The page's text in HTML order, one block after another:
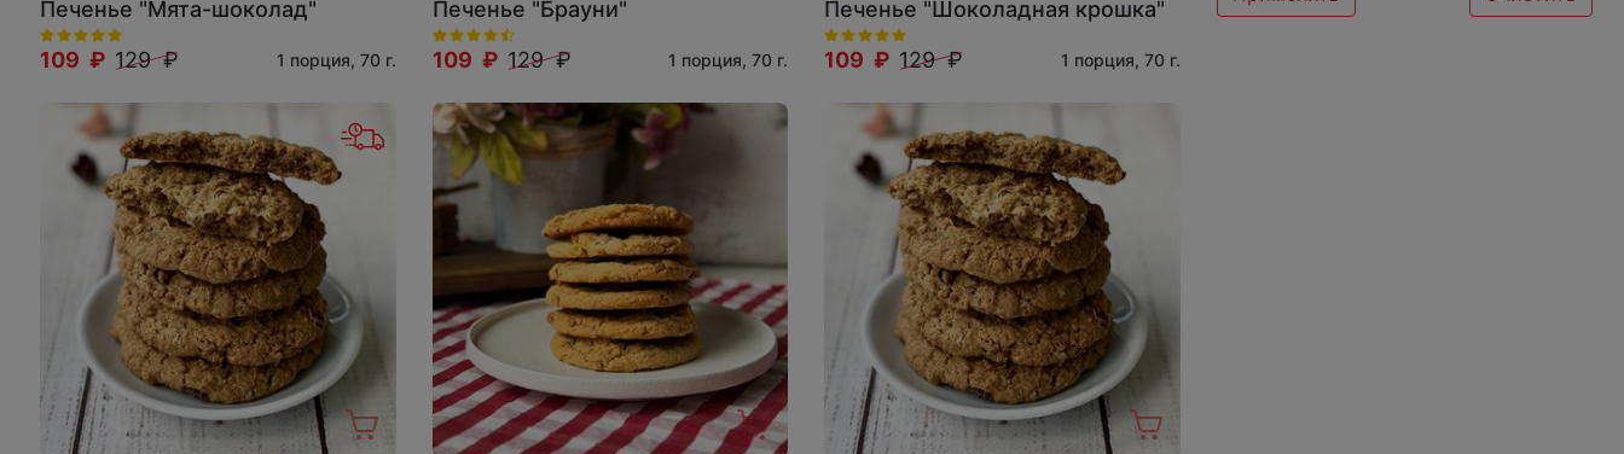
Печенье "Мята-шоколад"
109 ₽ 129 ₽ 1 порция, 70 г.
Печенье "Брауни"
109 ₽ 129 ₽ 1 порция, 70 г.
Печенье "Шоколадная крошка"
109 ₽ 129 ₽ 1 порция, 70 г.